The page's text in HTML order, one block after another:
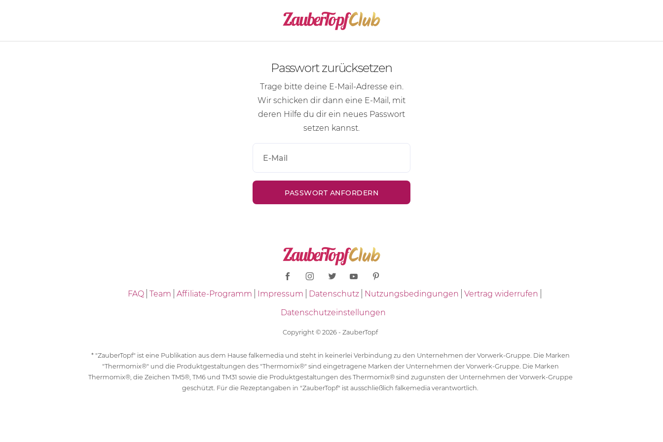
Passwort zurücksetzen
Trage bitte deine E-Mail-Adresse ein.
Wir schicken dir dann eine E-Mail , mit
deren Hilfe du dir ein neues Passwort
setzen kannst.
FAQ Team Affiliate-Programm Impressum Datenschutz Nutzungsbedingungen
Vertrag widerrufen
Datenschutzeinstellungen
Copyright © 2026 - ZauberTopf
* "ZauberTopf" ist eine Publikation aus dem Hause falkemedia und steht in keinerlei Verbindung zu den Unternehmen der Vorwerk-Gruppe. Die Marken
"Thermomix®" und die Produktgestaltungen des "Thermomix®" sind eingetragene Marken der Unternehmen der Vorwerk-Gruppe. Die Marken
Thermomix®, die Zeichen TM5®, TM6 und TM31 sowie die Produktgestaltungen des Thermomix® sind zugunsten der Unternehmen der Vorwerk-Gruppe
geschützt. Für die Rezeptangaben in "ZauberTopf" ist ausschließlich falkemedia verantwortlich.